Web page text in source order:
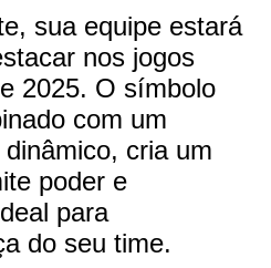
sua equipe estará
nos jogos
2025. O símbolo
com um
cria um
poder e
para
do seu time.